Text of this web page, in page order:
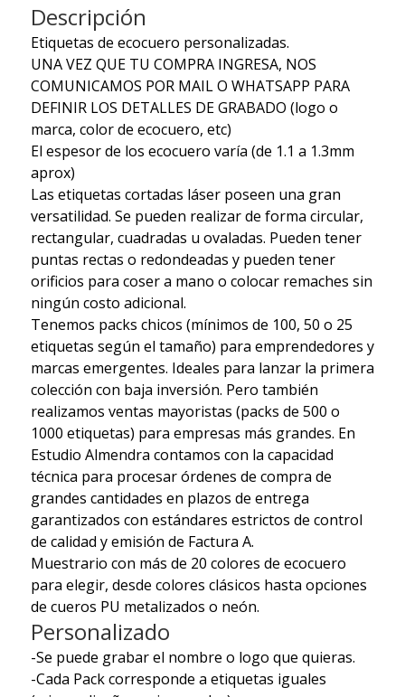
Descripción
Etiquetas de ecocuero personalizadas.
UNA VEZ QUE TU COMPRA INGRESA, NOS
COMUNICAMOS POR MAIL O WHATSAPP PARA
DEFINIR LOS DETALLES DE GRABADO (logo o
marca, color de ecocuero, etc)
El espesor de los ecocuero varía (de 1.1 a 1.3mm
aprox)
Las etiquetas cortadas láser poseen una gran
versatilidad. Se pueden realizar de forma circular,
rectangular, cuadradas u ovaladas. Pueden tener
puntas rectas o redondeadas y pueden tener
orificios para coser a mano o colocar remaches sin
ningún costo adicional.
Tenemos packs chicos (mínimos de 100, 50 o 25
etiquetas según el tamaño) para emprendedores y
marcas emergentes. Ideales para lanzar la primera
colección con baja inversión. Pero también
realizamos ventas mayoristas (packs de 500 o
1000 etiquetas) para empresas más grandes. En
Estudio Almendra contamos con la capacidad
técnica para procesar órdenes de compra de
grandes cantidades en plazos de entrega
garantizados con estándares estrictos de control
de calidad y emisión de Factura A.
Muestrario con más de 20 colores de ecocuero
para elegir, desde colores clásicos hasta opciones
de cueros PU metalizados o neón.
Personalizado
-Se puede grabar el nombre o logo que quieras.
-Cada Pack corresponde a etiquetas iguales